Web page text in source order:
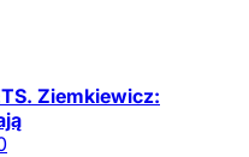
Ziemkiewicz: